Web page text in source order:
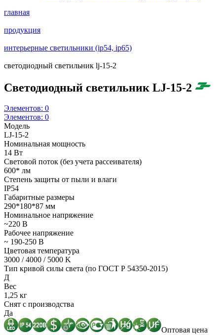
главная
продукция
интерьерные светильники (ip54, ip65)
светодиодный светильник lj-15-2
Светодиодный светильник LJ-15-2
Элементов: 0
Элементов: 0
Модель
LJ-15-2
Номинальная мощность
14 Вт
Световой поток (без учета рассеивателя)
600* лм
Степень защиты от пыли и влаги
IP54
Габаритные размеры
290*180*87 мм
Номинальное напряжение
~220 В
Рабочее напряжение
~ 190-250 В
Цветовая температура
3000 / 4000 / 5000 K
Тип кривой силы света (по ГОСТ Р 54350-2015)
Д
Вес
1,25 кг
Снят с производства
Да
Оптовая цена